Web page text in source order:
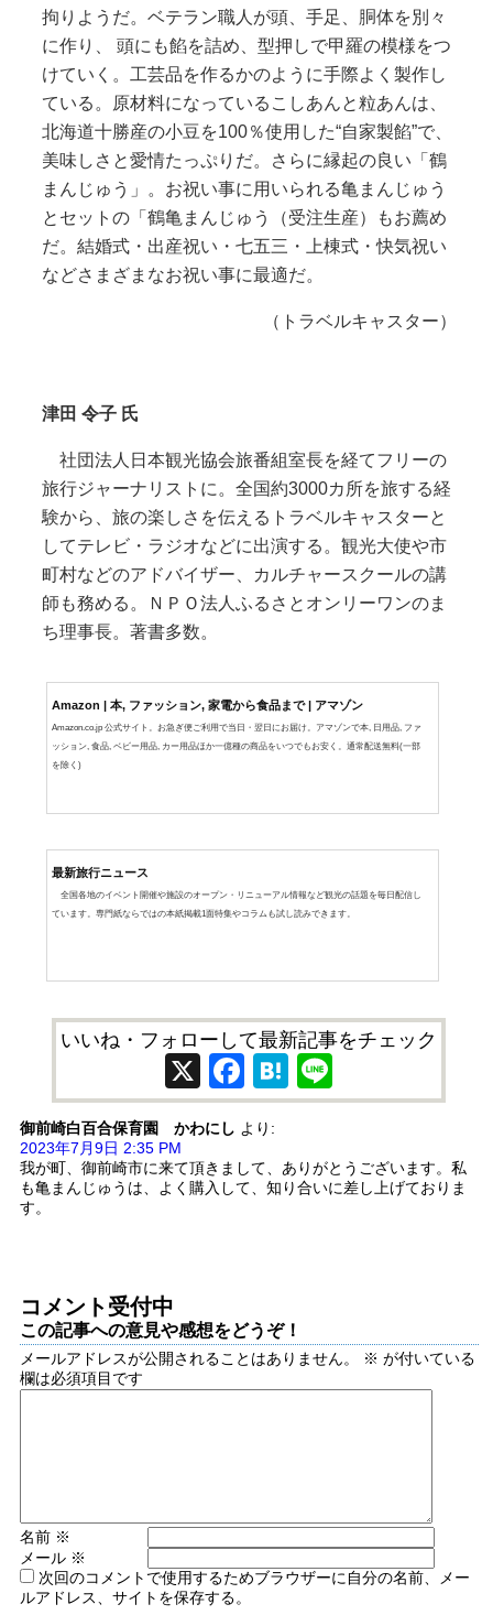
拘りようだ。ベテラン職人が頭、手足、胴体を別々
に作り、 頭にも餡を詰め、型押しで甲羅の模様をつ
けていく。工芸品を作るかのように手際よく製作し
ている。原材料になっているこしあんと粒あんは、
北海道十勝産の小豆を100％使用した“自家製餡”で、
美味しさと愛情たっぷりだ。さらに縁起の良い「鶴
まんじゅう」。お祝い事に用いられる亀まんじゅう
とセットの「鶴亀まんじゅう（受注生産）もお薦め
だ。結婚式・出産祝い・七五三・上棟式・快気祝い
などさまざまなお祝い事に最適だ。
（トラベルキャスター）
津田 令子 氏
社団法人日本観光協会旅番組室長を経てフリーの
旅行ジャーナリストに。全国約3000カ所を旅する経
験から、旅の楽しさを伝えるトラベルキャスターと
してテレビ・ラジオなどに出演する。観光大使や市
町村などのアドバイザー、カルチャースクールの講
師も務める。ＮＰＯ法人ふるさとオンリーワンのま
ち理事長。著書多数。
Amazon | 本, ファッション, 家電から食品まで | アマゾン
Amazon.co.jp 公式サイト。お急ぎ便ご利用で当日・翌日にお届け。アマゾンで本, 日用品, ファ
ッション, 食品, ベビー用品, カー用品ほか一億種の商品をいつでもお安く。通常配送無料(一部
を除く)
最新旅行ニュース
全国各地のイベント開催や施設のオープン・リニューアル情報など観光の話題を毎日配信し
ています。専門紙ならではの本紙掲載1面特集やコラムも試し読みできます。
いいね・フォローして最新記事をチェック
X Facebook
Hatena
御前崎白百合保育園 かわにし より:
2023年7月9日 2:35 PM
我が町、御前崎市に来て頂きまして、ありがとうございます。私
も亀まんじゅうは、よく購入して、知り合いに差し上げておりま
す。
コメント受付中
この記事への意見や感想をどうぞ！
メールアドレスが公開されることはありません。 ※ が付いている
欄は必須項目です
名前 ※
メール ※
次回のコメントで使用するためブラウザーに自分の名前、メー
ルアドレス、サイトを保存する。